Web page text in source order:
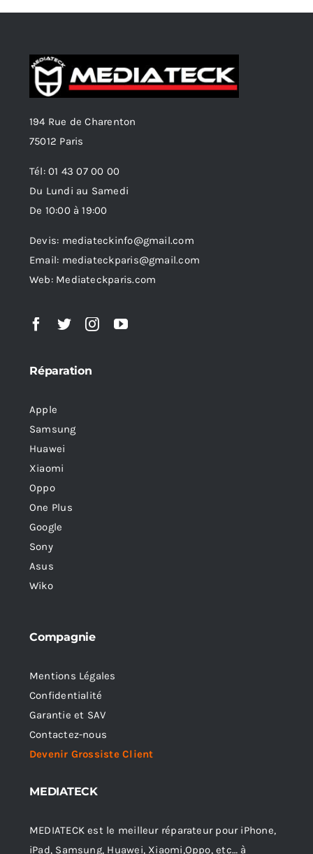
194 Rue de Charenton
75012 Paris
Tél: 01 43 07 00 00
Du Lundi au Samedi
De 10:00 à 19:00
Devis: mediateckinfo@gmail.com
Email: mediateckparis@gmail.com
Web: Mediateckparis.com
Réparation
Apple
Samsung
Huawei
Xiaomi
Oppo
One Plus
Google
Sony
Asus
Wiko
Compagnie
Mentions Légales
Confidentialité
Garantie et SAV
Contactez-nous
Devenir Grossiste Client
MEDIATECK
MEDIATECK est le meilleur réparateur pour iPhone,
iPad, Samsung, Huawei, Xiaomi,Oppo, etc… à